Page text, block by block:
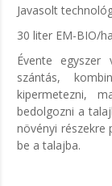
Javasolt
30 liter EM-BIO/
Évente
szántás,
kipermetezni,
bedolgozni a
növényi részekre
be a talajba.